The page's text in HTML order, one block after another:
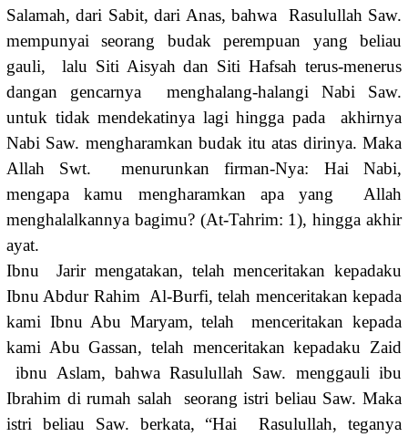
Salamah, dari Sabit, dari Anas, bahwa Rasulullah Saw.
mempunyai seorang budak perempuan yang beliau
gauli, lalu Siti Aisyah dan Siti Hafsah terus-menerus
dangan gencarnya menghalang-halangi Nabi Saw.
untuk tidak mendekatinya lagi hingga pada akhirnya
Nabi Saw. mengharamkan budak itu atas dirinya. Maka
Allah Swt. menurunkan firman-Nya: Hai Nabi,
mengapa kamu mengharamkan apa yang Allah
menghalalkannya bagimu? (At-Tahrim: 1), hingga akhir
ayat.
Ibnu Jarir mengatakan, telah menceritakan kepadaku
Ibnu Abdur Rahim Al-Burfi, telah menceritakan kepada
kami Ibnu Abu Maryam, telah menceritakan kepada
kami Abu Gassan, telah menceritakan kepadaku Zaid
ibnu Aslam, bahwa Rasulullah Saw. menggauli ibu
Ibrahim di rumah salah seorang istri beliau Saw. Maka
istri beliau Saw. berkata, “Hai Rasulullah, teganya